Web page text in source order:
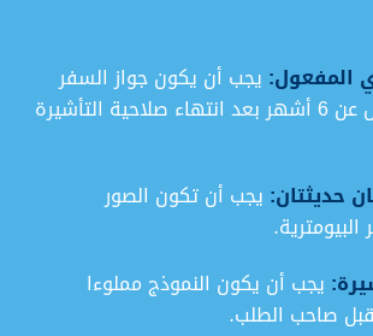
المفعول: يجب أن يكون جواز السفر
صالحا لمدة لا تقل عن 6 أشهر بعد انتهاء صلاحية التأشيرة
حديثتان: يجب أن تكون الصور
.
يجب أن يكون النموذج مملوءا
صاحب الطلب.